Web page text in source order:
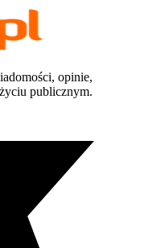
opinie,
publicznym.